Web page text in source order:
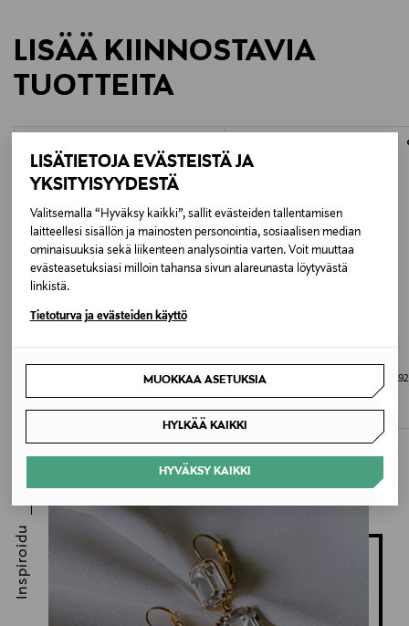
LISÄTIETOJA EVÄSTEISTÄ JA
YKSITYISYYDESTÄ
Valitsemalla “Hyväksy kaikki”, sallit evästeiden tallentamisen
laitteellesi sisällön ja mainosten personointia, sosiaalisen median
ominaisuuksia sekä liikenteen analysointia varten. Voit muuttaa
evästeasetuksiasi milloin tahansa sivun alareunasta löytyvästä
linkistä.
Tietoturva ja evästeiden käyttö
MUOKKAA ASETUKSIA
HYLKÄÄ KAIKKI
HYVÄKSY KAIKKI
Kalevala Originals
Valmistaja
Kalevala
LISÄÄ KIINNOSTAVIA
TUOTTEITA
alk.Discounted Price
34,95 € 69,90 €
Louhetar rannekoru pronssi 3500392
Original Price
175,00 €
Inspiroidu